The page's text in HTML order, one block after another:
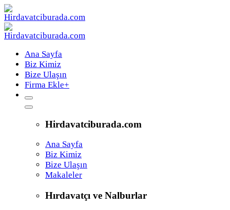
Ana Sayfa
Biz Kimiz
Bize Ulaşın
Firma Ekle+
Hirdavatciburada.com
Ana Sayfa
Biz Kimiz
Bize Ulaşın
Makaleler
Hırdavatçı ve Nalburlar